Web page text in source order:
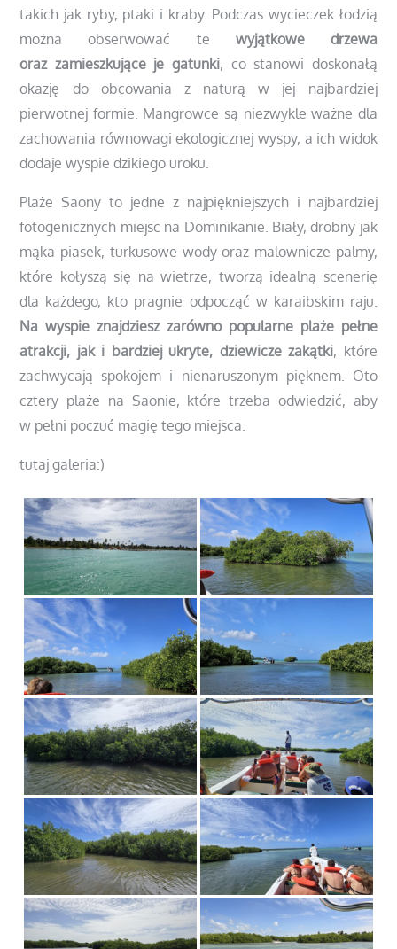
takich jak ryby, ptaki i kraby. Podczas wycieczek łodzią
można obserwować te wyjątkowe drzewa
oraz zamieszkujące je gatunki, co stanowi doskonałą
okazję do obcowania z naturą w jej najbardziej
pierwotnej formie. Mangrowce są niezwykle ważne dla
zachowania równowagi ekologicznej wyspy, a ich widok
dodaje wyspie dzikiego uroku.
Plaże Saony to jedne z najpiękniejszych i najbardziej
fotogenicznych miejsc na Dominikanie. Biały, drobny jak
mąka piasek, turkusowe wody oraz malownicze palmy,
które kołyszą się na wietrze, tworzą idealną scenerię
dla każdego, kto pragnie odpocząć w karaibskim raju.
Na wyspie znajdziesz zarówno popularne plaże pełne
atrakcji, jak i bardziej ukryte, dziewicze zakątki, które
zachwycają spokojem i nienaruszonym pięknem. Oto
cztery plaże na Saonie, które trzeba odwiedzić, aby
w pełni poczuć magię tego miejsca.
tutaj galeria:)